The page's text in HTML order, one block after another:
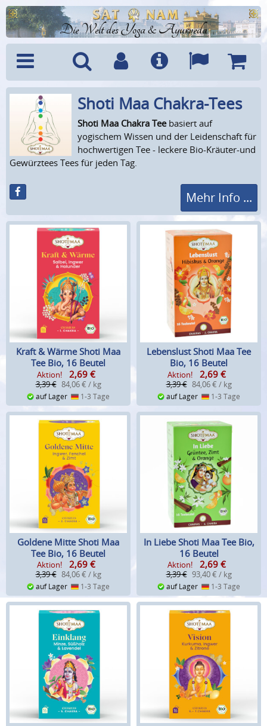
Die Welt des Yoga & Ayurveda
Menü SucheBenutzerkonto
Info Sprachen
Shoti Maa Chakra-Tees
Shoti Maa Chakra Teebasiert auf
yogischem Wissen und der Leidenschaft für
hochwertigen Tee - leckere Bio-Kräuter-und
Gewürztees Tees für jeden Tag.
Mehr Info ...
Kraft & Wärme Shoti Maa
Tee Bio, 16 Beutel
Aktion! 2,69 €
3,39 € 84,06 € / kg
auf Lager 1-3 Tage
Lebenslust Shoti Maa Tee
Bio, 16 Beutel
Aktion! 2,69 €
3,39 € 84,06 € / kg
auf Lager 1-3 Tage
Goldene Mitte Shoti Maa
Tee Bio, 16 Beutel
Aktion! 2,69 €
3,39 € 84,06 € / kg
auf Lager 1-3 Tage
In Liebe Shoti Maa Tee Bio,
16 Beutel
Aktion! 2,69 €
3,39 € 93,40 € / kg
auf Lager 1-3 Tage